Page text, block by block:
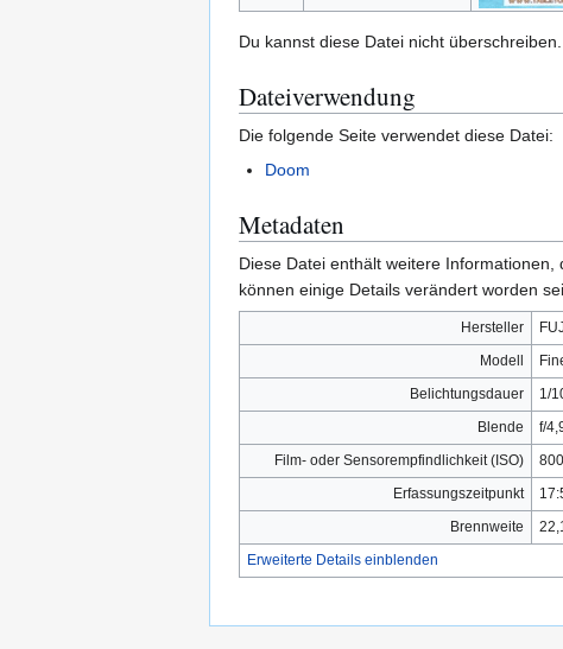
Du kannst diese Datei nicht überschreiben.
Dateiverwendung
Die folgende Seite verwendet diese Datei:
Doom
Metadaten
Diese Datei enthält weitere
können einige Details verändert worden
Hersteller
Modell
Belichtungsdauer
1/
Blende
f/
Film- oder Sensorempfindlichkeit (ISO)
800
Erfassungszeitpunkt
Brennweite
Erweiterte Details einblenden